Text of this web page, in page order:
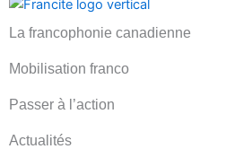
La francophonie canadienne
Mobilisation franco
Passer à l’action
Actualités